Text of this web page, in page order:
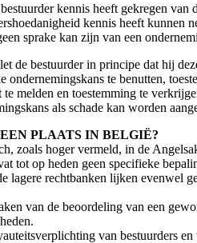
kennis heeft gekregen
kennis heeft kunnen
sprake kan zijn van een
de bestuurder in principe dat hij
ondernemingskans te benutten,
melden en toestemming te
als schade kan worden
PLAATS IN BELGIË?
zoals hoger vermeld, in de
tot op heden geen specifieke
rechtbanken lijken evenwel
van de beoordeling van een
van bestuurders